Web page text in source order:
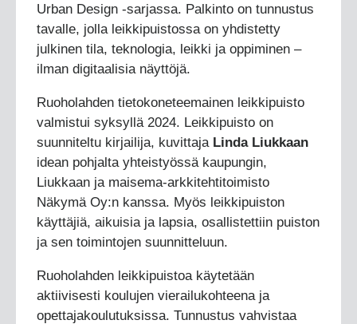
Urban Design -sarjassa. Palkinto on tunnustus
tavalle, jolla leikkipuistossa on yhdistetty
julkinen tila, teknologia, leikki ja oppiminen –
ilman digitaalisia näyttöjä.
Ruoholahden tietokoneteemainen leikkipuisto
valmistui syksyllä 2024. Leikkipuisto on
suunniteltu kirjailija, kuvittaja Linda Liukkaan
idean pohjalta yhteistyössä kaupungin,
Liukkaan ja maisema-arkkitehtitoimisto
Näkymä Oy:n kanssa. Myös leikkipuiston
käyttäjiä, aikuisia ja lapsia, osallistettiin puiston
ja sen toimintojen suunnitteluun.
Ruoholahden leikkipuistoa käytetään
aktiivisesti koulujen vierailukohteena ja
opettajakoulutuksissa. Tunnustus vahvistaa